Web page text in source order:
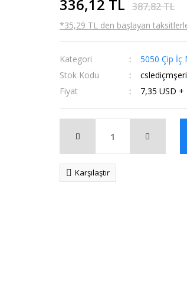
336,12 TL 387,82 TL
*35,29 TL den başlayan
Kategori
5050 Çip İç
Stok Kodu
Fiyat
7,35 USD +
Karşılaştır